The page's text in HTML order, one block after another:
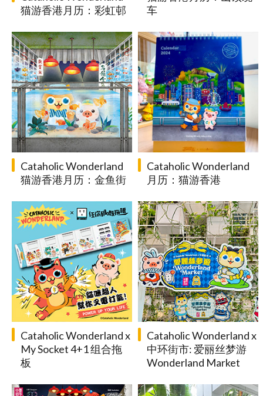
车
猫游香港月历：彩虹邨
Cataholic Wonderland
猫游香港月历：金鱼街
Cataholic Wonderland
月历：猫游香港
Cataholic Wonderland x
My Socket 4+1 组合拖
板
Cataholic Wonderland x
中环街市: 爱丽丝梦游
Wonderland Market